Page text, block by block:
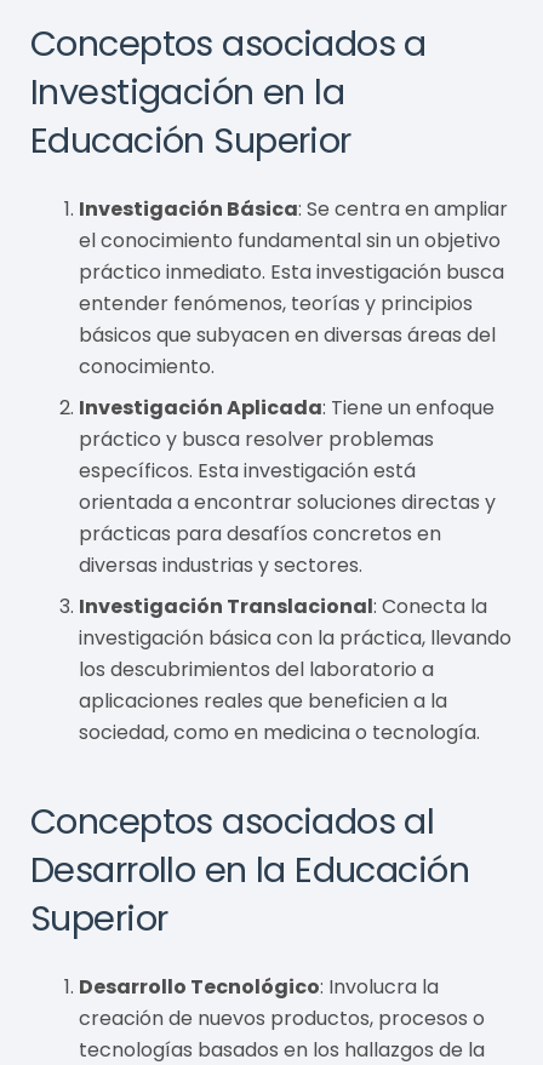
Conceptos asociados a
Investigación en la
Educación Superior
Investigación Básica: Se centra en ampliar
el conocimiento fundamental sin un objetivo
práctico inmediato. Esta investigación busca
entender fenómenos, teorías y principios
básicos que subyacen en diversas áreas del
conocimiento.
Investigación Aplicada: Tiene un enfoque
práctico y busca resolver problemas
específicos. Esta investigación está
orientada a encontrar soluciones directas y
prácticas para desafíos concretos en
diversas industrias y sectores.
Investigación Translacional: Conecta la
investigación básica con la práctica, llevando
los descubrimientos del laboratorio a
aplicaciones reales que beneficien a la
sociedad, como en medicina o tecnología.
Conceptos asociados al
Desarrollo en la Educación
Superior
Desarrollo Tecnológico: Involucra la
creación de nuevos productos, procesos o
tecnologías basados en los hallazgos de la